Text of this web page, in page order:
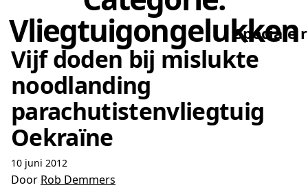
Speciale
Vliegtuigongelukken
Vijf doden bij mislukte
noodlanding
parachutistenvliegtuig
Oekraïne
10 juni 2012
Door Rob Demmers